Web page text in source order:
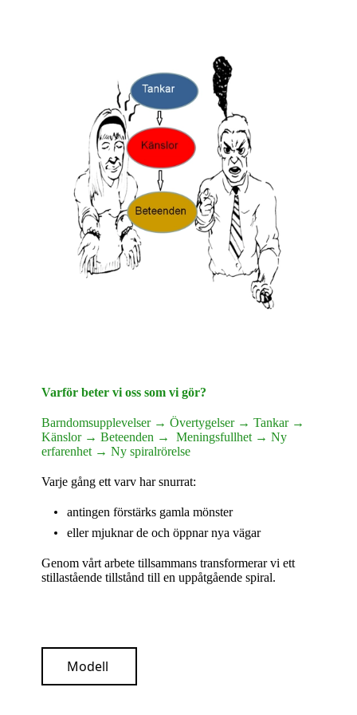
Varför beter vi oss som vi gör?
Barndomsupplevelser → Övertygelser → Tankar →
Känslor → Beteenden → Meningsfullhet → Ny
erfarenhet → Ny spiralrörelse
Varje gång ett varv har snurrat:
antingen förstärks gamla mönster
eller mjuknar de och öppnar nya vägar
Genom vårt arbete tillsammans transformerar vi ett
stillastående tillstånd till en uppåtgående spiral.
Modell